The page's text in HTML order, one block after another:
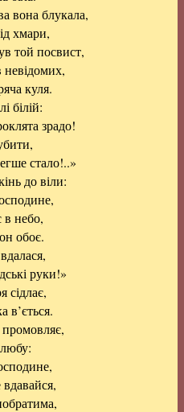
вона блукала,
хмари,
той посвист,
невідомих,
куля.
білій:
зрадо!
стало!..»
до віли:
в небо,
обоє.
руки!»
сідлає,
в’ється.